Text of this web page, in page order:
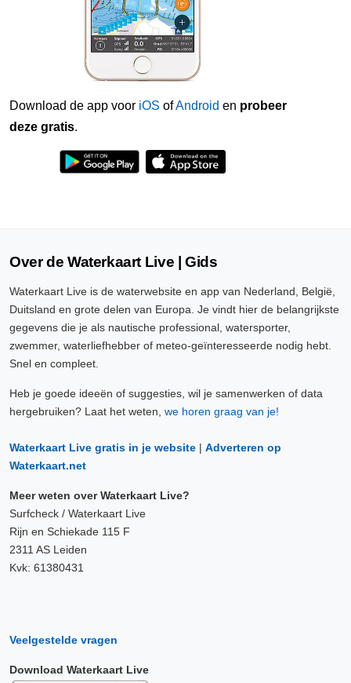
Download de app voor iOS ofAndroid en probeer
deze gratis.
Over de Waterkaart Live | Gids
Waterkaart Live is de waterwebsite en app van Nederland, België,
Duitsland en grote delen van Europa. Je vindt hier de belangrijkste
gegevens die je als nautische professional, watersporter,
zwemmer, waterliefhebber of meteo-geïnteresseerde nodig hebt.
Snel en compleet.
Heb je goede ideeën of suggesties, wil je samenwerken of data
hergebruiken? Laat het weten, we horen graag van je!
Waterkaart Live gratis in je website | Adverteren op
Waterkaart.net
Meer weten over Waterkaart Live?
Surfcheck / Waterkaart Live
Rijn en Schiekade 115 F
2311 AS Leiden
Kvk: 61380431
Veelgestelde vragen
Download Waterkaart Live